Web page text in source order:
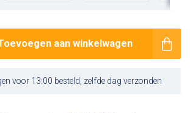
aan winkelwagen
voor 13:00 besteld, zelfde dag verzonden